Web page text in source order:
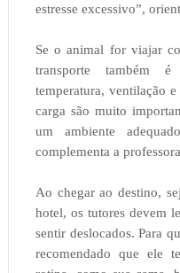
estresse excessivo”,
Se o animal for viajar
transporte também
temperatura, ventilação
carga são muito
um ambiente
complementa a
Ao chegar ao destino,
hotel, os tutores devem
sentir deslocados. Para
recomendado que ele